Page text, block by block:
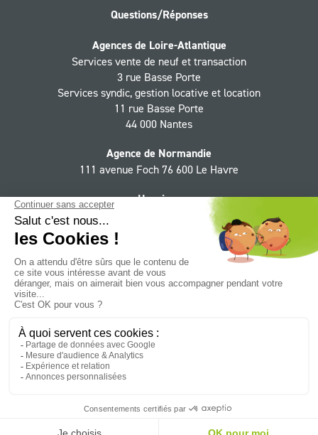
Questions/Réponses
Agences de Loire-Atlantique
Services vente de neuf et transaction
3 rue Basse Porte
Services syndic, gestion locative et location
11 rue Basse Porte
44 000 Nantes
Agence de Normandie
111 avenue Foch 76 600 Le Havre
Horaires
Du lundi au jeudi 9h - 12h30, 13h30 - 18h,
le vendredi 9h - 12h30, 13h30 - 17h
Suivez le Groupe CIF sur :
Facebook
NEWSLETTER
Mentions légales Contact